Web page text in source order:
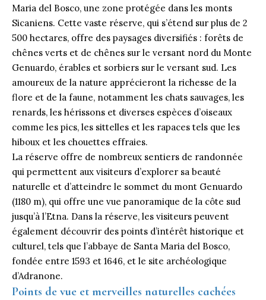
Maria del Bosco, une zone protégée dans les monts
Sicaniens. Cette vaste réserve, qui s’étend sur plus de 2
500 hectares, offre des paysages diversifiés : forêts de
chênes verts et de chênes sur le versant nord du Monte
Genuardo, érables et sorbiers sur le versant sud. Les
amoureux de la nature apprécieront la richesse de la
flore et de la faune, notamment les chats sauvages, les
renards, les hérissons et diverses espèces d’oiseaux
comme les pics, les sittelles et les rapaces tels que les
hiboux et les chouettes effraies.
La réserve offre de nombreux sentiers de randonnée
qui permettent aux visiteurs d’explorer sa beauté
naturelle et d’atteindre le sommet du mont Genuardo
(1180 m), qui offre une vue panoramique de la côte sud
jusqu’à l’Etna. Dans la réserve, les visiteurs peuvent
également découvrir des points d’intérêt historique et
culturel, tels que l’abbaye de Santa Maria del Bosco,
fondée entre 1593 et 1646, et le site archéologique
d’Adranone.
Points de vue et merveilles naturelles cachées